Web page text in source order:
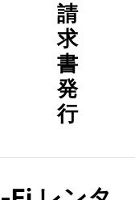
請
求
書
発
行